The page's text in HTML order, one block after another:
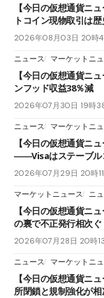
【今日の仮想通貨ニ
トコイン現物取引は
2026年08月03日 20時
ニュース マーケットニ
【今日の仮想通貨ニ
ンフッド収益38％減
2026年07月30日 19時
ニュース マーケットニ
【今日の仮想通貨ニ
――Visaはステーブル
2026年07月29日 20時
マーケットニュース ニ
【今日の仮想通貨ニ
の裏で不正発行相次ぐ
2026年07月28日 20時
ニュース マーケットニ
【今日の仮想通貨ニ
所閉鎖と規制強化が相